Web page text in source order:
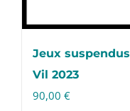
Jeux
Vil 2023
90,00 €